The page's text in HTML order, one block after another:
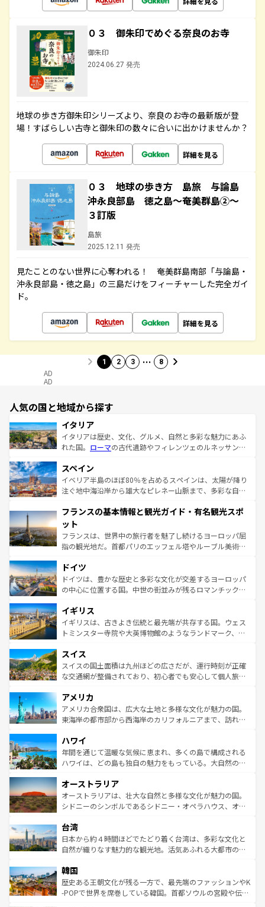
０３ 御朱印でめぐる奈良のお寺
御朱印
2024.06.27 発売
地球の歩き方御朱印シリーズより、奈良のお寺の最新版が登
場！すばらしい古寺と御朱印の数々に合いに出かけませんか？
詳細を見る
０３ 地球の歩き方 島旅 与論島
沖永良部島 徳之島～奄美群島②～
３訂版
島旅
2025.12.11 発売
見たことのない世界に心奪われる！ 奄美群島南部「与論島・
沖永良部島・徳之島」の三島だけをフィーチャーした完全ガイ
ド。
詳細を見る
1 2 3 … 8
AD
AD
人気の国と地域から探す
イタリア
イタリアは歴史、文化、グルメ、自然と多彩な魅力にあふ
れた国。 ローマの古代遺跡やフィレンツェのルネッサンス
ろん、トスカーナの美しい田園風景やアマルフィ海岸の絶
景など、自然景観も見逃せない。観光の合間には、本場の
ピザやパスタなど、絶品のイタリア料理を堪能することも
ませてくれるイタリアで、忘れられない旅をしてみよう！
なお、新着のイタリア情報は
しい。
スペイン
イベリア半島のほぼ80％を占めるスペインは、太陽が降り
注ぐ地中海沿岸から雄大なピレネー山脈まで、多彩な自然
文化が根付くこの国では、情熱的なフラメンコ、熱気あふ
れる闘牛、そして美味しいタパスが生活の一部となってい
る。首都マドリードの洗練された雰囲気や、バルセロナの
アートに溢れた街角から、地方では古代ローマ遺跡や中世
せる。地方によって風土や気候が異なるスペインはその個
性で訪れる人を魅了する。 なお、新着のスペイン情報は コ
ンテンツ一覧を参照してほしい。
フランスの基本情報と観光ガイド・有名観光スポ
ット
フランスは、世界中の旅行者を魅了し続けるヨーロッパ屈
指の観光地だ。首都パリのエッフェル塔やルーブル美術館
で、幅広い魅力が詰まっている。華麗な宮殿、歴史的な大
聖堂、美しいビーチ、そして豊かな自然が、訪れる者を心
から魅了する。また、フランスは美食の国としても知ら
いる。シャンパンの発祥地であるランス、プロヴァンスの
香り高いラベンダー畑など、多彩な楽しみ方が可能だ。さ
らに、パリ以外の地域にも魅力が溢れており、どの街角に
れる地方に足を運ぶとそれぞれで全く異なる文化を体験で
きるだろう。 なお、新着のフランス情報はコンテンツ一覧
を参照してほしい。
ドイツ
ドイツは、豊かな歴史と多彩な文化が交差するヨーロッパ
の中心に位置する国。中世の街並みが残るロマンチック街
顔を持つこの国は、どこを歩いても飽きることがない。ベ
ルリンの文化的活気、バイエルン州のアルプスの絶景、そ
してライン川沿いのワイン畑といった風景は必見。ビール
は、お酒好きな人にはぜひ体験してほしい。 なお、新着の
ドイツ情報はコンテンツ一覧を参照してほしい。
イギリス
イギリスは、古きよき伝統と最先端が共存する国。ウェス
トミンスター寺院や大英博物館のようなランドマーク、歴
リアごとに異なる魅力がある。また、優雅なアフタヌーン
ティー、ビール好きにはたまらない英国パブ、サッカー観
戦など、本場だからこそできる体験も豊富。イギリスを旅
ンツ一覧を参照してほしい。
スイス
スイスの国土面積は九州ほどの広さだが、運行時刻が正確
な交通網が整備されており、初心者でも安心して個人旅行
の建物がそのまま残る町や、スイスならではのユニークな
博物館もあり、アルプス観光だけでなく町歩きも満喫する
ことができる。国民の所得が高いため物価も高いが、旅行
ば市内交通費無料で観光を楽しむこともできる。 なお、新
着のスイス情報はコンテンツ一覧 を参照してほしい。
アメリカ
アメリカ合衆国は、広大な土地と多様な文化が魅力の国。
東海岸の都市部から西海岸のカリフォルニアまで、訪れる
のような巨大都市は、観光、ショッピング、エンターテイ
ンメントが詰まった刺激的なスポットだ。一方、アメリカ
西部には大自然が広がり、グランドキャニオンやイエロー
部のニューオーリンズでは、音楽と美食が融合した独特の
文化が魅力。旅行者はアメリカの各地域で異なる魅力を楽
しみながら、その多様性と豊かな歴史を感じることができ
ならではの贅沢な旅のスタイルだ。 なお、新着のアメリカ
情報はコンテンツ一覧を参照してほしい。
ハワイ
年間を通じて温暖な気候に恵まれ、多くの島で構成される
ハワイは、どの島も独自の魅力をもっている。大自然の神
ワイ島は見逃せない。また、定番の観光地といえばオアフ
島だが、静かな自然を求めるならマウイ島やカウアイ島が
おすすめ。エメラルドグリーンに輝く海をはじめ、豊かな
れるおもてなしの心で訪れる人々を迎えてくれるハワイの
人々、おいしいローカルフードやハワイアンミュージッ
ク、伝統的なフラダンスなど、すべてがハワイの魅力を彩
ワイを、存分に味わってほしい。 なお、新着のハワイ情報
はコンテンツ一覧を参照してほしい。
オーストラリア
オーストラリアは、壮大な自然と多様な文化が魅力の国。
シドニーのシンボルであるシドニー・オペラハウス、オー
リアリーフや大陸中央部にそびえるウルル（エアーズロッ
ク）、タスマニアの美しい原生林やケアンズの熱帯雨林な
ど、見どころがたくさん。また、カフェやワイン、オージ
いる。アクティビティも充実しており、サーフィンやダイ
ビング、ハイキングなど、アウトドア好きにはたまらな
い。オーストラリアの多彩な魅力を存分に味わいつくそ
台湾
日本から約４時間ほどでたどり着く台湾は、多彩な文化と
自然が織りなす魅力的な観光地。活気あふれる大都市の台
ン）、静ひつな山岳地帯である台湾東部など、都市の喧騒
と山間の静けさが共存しており、訪れる人に新しい発見と
驚きをもたらしてくれる。また、奥深い台湾の食文化も魅
韓国
歴史ある王朝文化が残る一方で、最先端のファッションやK
-POPで世界を席巻している韓国。首都ソウルの宮殿や伝統